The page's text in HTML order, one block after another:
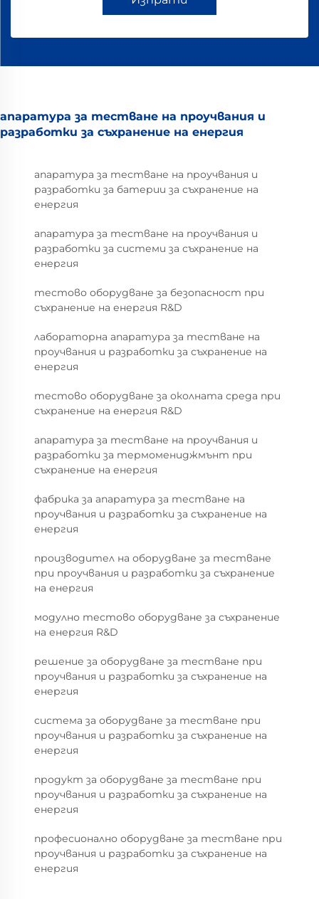
апаратура за тестване на проучвания и
разработки за съхранение на енергия
апаратура за тестване на проучвания и
разработки за батерии за съхранение на
енергия
апаратура за тестване на проучвания и
разработки за системи за съхранение на
енергия
тестово оборудване за безопасност при
съхранение на енергия R&D
лабораторна апаратура за тестване на
проучвания и разработки за съхранение на
енергия
тестово оборудване за околната среда при
съхранение на енергия R&D
апаратура за тестване на проучвания и
разработки за термомениджмънт при
съхранение на енергия
фабрика за апаратура за тестване на
проучвания и разработки за съхранение на
енергия
производител на оборудване за тестване
при проучвания и разработки за съхранение
на енергия
модулно тестово оборудване за съхранение
на енергия R&D
решение за оборудване за тестване при
проучвания и разработки за съхранение на
енергия
система за оборудване за тестване при
проучвания и разработки за съхранение на
енергия
продукт за оборудване за тестване при
проучвания и разработки за съхранение на
енергия
професионално оборудване за тестване при
проучвания и разработки за съхранение на
енергия